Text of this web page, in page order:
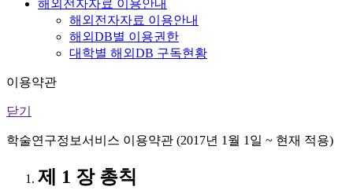
해외전자자료 이용안내
해외전자자료 이용안내
해외DB별 이용권한
대학별 해외DB 구독현황
이용약관
닫기
학술연구정보서비스 이용약관 (2017년 1월 1일 ~ 현재 적용)
제 1 장 총칙